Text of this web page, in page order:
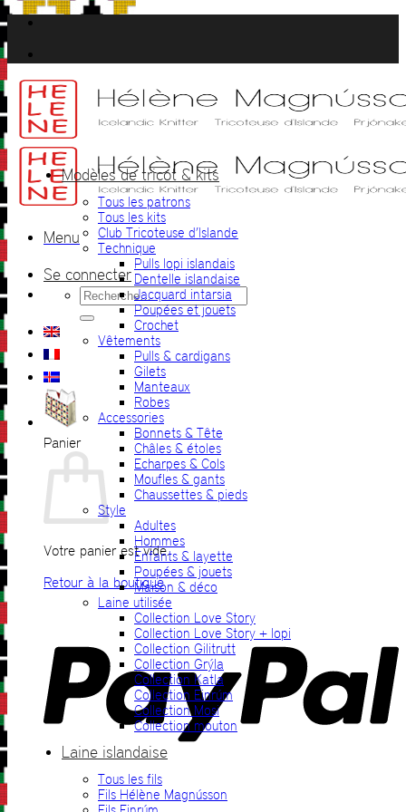
Passer
au
contenu
Menu
Se connecter
Recherche
pour :
Panier
Votre panier est vide.
Retour à la boutique
Modèles de tricot & kits
Tous les patrons
Tous les kits
Club Tricoteuse d’Islande
Technique
Pulls lopi islandais
Dentelle islandaise
Jacquard intarsia
Poupées et jouets
Crochet
Vêtements
Pulls & cardigans
Gilets
Manteaux
Robes
Accessories
Bonnets & Tête
Châles & étoles
Echarpes & Cols
Moufles & gants
Chaussettes & pieds
Style
Adultes
Hommes
Enfants & layette
Poupées & jouets
Maison & déco
Laine utilisée
Collection Love Story
Collection Love Story + lopi
Collection Gilitrutt
Collection Grýla
Collection Katla
Collection Einrúm
Collection Mosi
Collection mouton
Laine islandaise
Tous les fils
Fils Hélène Magnússon